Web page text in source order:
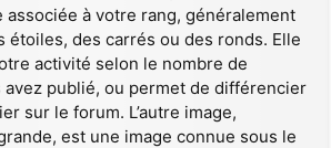
associée à votre rang, généralement
étoiles, des carrés ou des ronds. Elle
activité selon le nombre de
avez publié, ou permet de différencier
sur le forum. L’autre image,
est une image connue sous le